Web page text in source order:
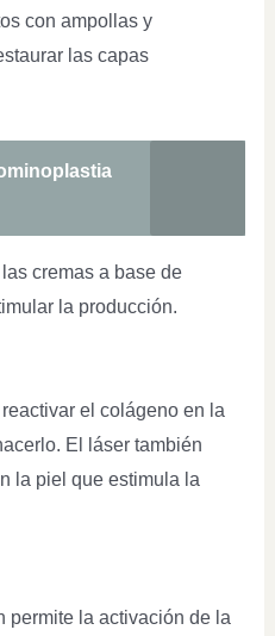
con ampollas y
las capas
cremas a base de
la producción.
el colágeno en la
El láser también
la piel que estimula la
permite la activación de la